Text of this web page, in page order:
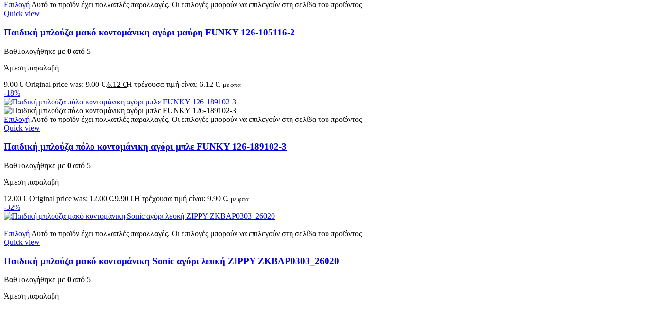
Επιλογή Αυτό το προϊόν έχει πολλαπλές παραλλαγές. Οι επιλογές μπορούν να επιλεγούν στη σελίδα του προϊόντος
Quick view
Παιδική μπλούζα μακό κοντομάνικη αγόρι μαύρη FUNKY 126-105116-2
Βαθμολογήθηκε με 0 από 5
Άμεση παραλαβή
9.00€ Original price was: 9.00 €.6.12 €Η τρέχουσα τιμή είναι: 6.12 €. με φπα
-18%
Επιλογή Αυτό το προϊόν έχει πολλαπλές παραλλαγές. Οι επιλογές μπορούν να επιλεγούν στη σελίδα του προϊόντος
Quick view
Παιδική μπλούζα πόλο κοντομάνικη αγόρι μπλε FUNKY 126-189102-3
Βαθμολογήθηκε με 0 από 5
Άμεση παραλαβή
12.00€ Original price was: 12.00 €.9.90 €Η τρέχουσα τιμή είναι: 9.90 €. με φπα
-32%
Επιλογή Αυτό το προϊόν έχει πολλαπλές παραλλαγές. Οι επιλογές μπορούν να επιλεγούν στη σελίδα του προϊόντος
Quick view
Παιδική μπλούζα μακό κοντομάνικη Sonic αγόρι λευκή ZIPPY ZKBAP0303_26020
Βαθμολογήθηκε με 0 από 5
Άμεση παραλαβή